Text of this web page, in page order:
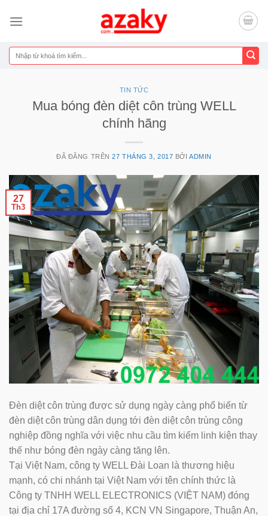
đến
dung
Tìm
kiếm:
TIN TỨC
Mua bóng đèn diệt côn trùng WELL
chính hãng
ĐÃ ĐĂNG TRÊN27 THÁNG 3, 2017 BỞIADMIN
27
Th3
Đèn diệt côn trùng được sử dụng ngày càng phổ biến từ
đèn diệt côn trùng dân dụng tới đèn diệt côn trùng công
nghiệp đồng nghĩa với việc nhu cầu tìm kiếm linh kiện thay
thế như bóng đèn ngày càng tăng lên.
Tại Việt Nam, công ty WELL Đài Loan là thương hiệu
mạnh, có chi nhánh tại Việt Nam với tên chính thức là
Công ty TNHH WELL ELECTRONICS (VIỆT NAM) đóng
tại địa chỉ 17A đường số 4, KCN VN Singapore, Thuận An,